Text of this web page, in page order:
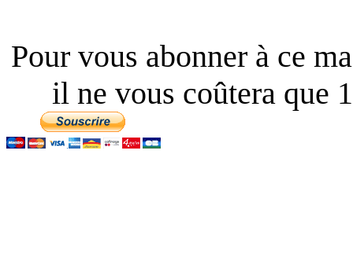
Pour vous abonner à ce
il ne vous coûtera que